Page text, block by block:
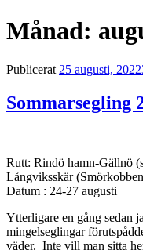
Månad:
Publicerat 25 augusti, 2022
Sommarsegling
Rutt: Rindö hamn-Gällnö
Långviksskär
Datum : 24-27 augusti
Ytterligare en gång sedan
mingelseglingar
väder. Inte vill man sitta